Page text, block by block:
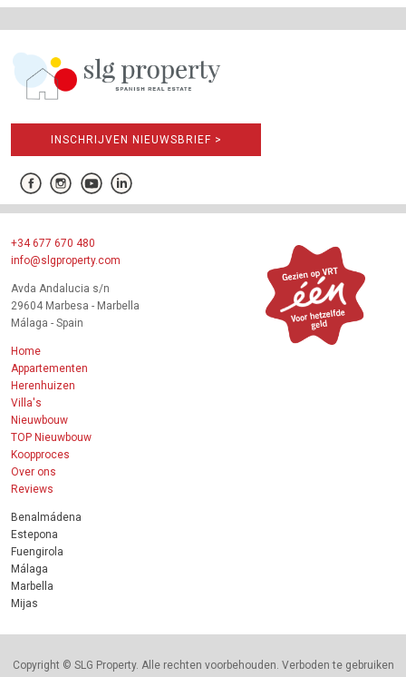
INSCHRIJVEN NIEUWSBRIEF >
+34 677 670 480
info@slgproperty.com
Avda Andalucia s/n
29604 Marbesa - Marbella
Málaga - Spain
Home
Appartementen
Herenhuizen
Villa's
Nieuwbouw
TOP Nieuwbouw
Koopproces
Over ons
Reviews
Benalmádena
Estepona
Fuengirola
Málaga
Marbella
Mijas
Copyright © SLG Property. Alle rechten voorbehouden. Verboden te gebruiken